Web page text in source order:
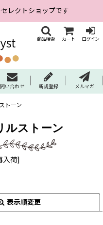
レクトショップです
商品検索 カート ログイン
問い合わせ 新規登録 メルマガ
トーン
ルストーン
入荷]
表示順変更